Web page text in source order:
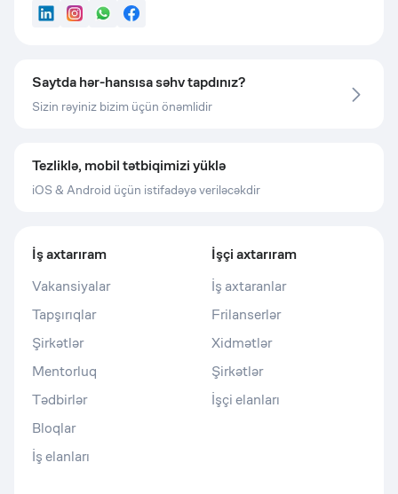
LinkedInInstagram
WhatsApp
Facebook
Saytda hər-hansısa səhv tapdınız?
Sizin rəyiniz bizim üçün önəmlidir
Tezliklə, mobil tətbiqimizi yüklə
iOS & Android üçün istifadəyə veriləcəkdir
İş axtarıram
Vakansiyalar
Tapşırıqlar
Şirkətlər
Mentorluq
Tədbirlər
Bloqlar
İş elanları
İşçi axtarıram
İş axtaranlar
Frilanserlər
Xidmətlər
Şirkətlər
İşçi elanları